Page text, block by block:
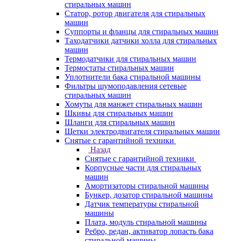
стиральных машин
Статор, ротор двигателя для стиральных
машин
Суппорты и фланцы для стиральных машин
Таходатчики датчики холла для стиральных
машин
Термодатчики для стиральных машин
Термостаты стиральных машин
Уплотнители бака стиральной машины
Фильтры шумоподавления сетевые
стиральных машин
Хомуты для манжет стиральных машин
Шкивы для стиральных машин
Шланги для стиральных машин
Щетки электродвигателя стиральных машин
Снятые с гарантийной техники
Назад
Снятые с гарантийной техники
Корпусные части для стиральных
машин
Амортизаторы стиральной машины
Бункер, дозатор стиральной машины
Датчик температуры стиральной
машины
Плата, модуль стиральной машины
Ребро, редан, активатор лопасть бака